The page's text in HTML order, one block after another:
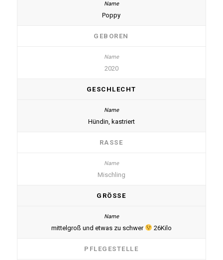
Poppy
GEBOREN
2020
GESCHLECHT
Hündin, kastriert
RASSE
Mischling
GRÖSSE
mittelgroß und etwas zu schwer 26Kilo
PFLEGESTELLE